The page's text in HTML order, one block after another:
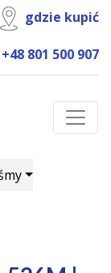
gdzie kupić
+48 801 500 907